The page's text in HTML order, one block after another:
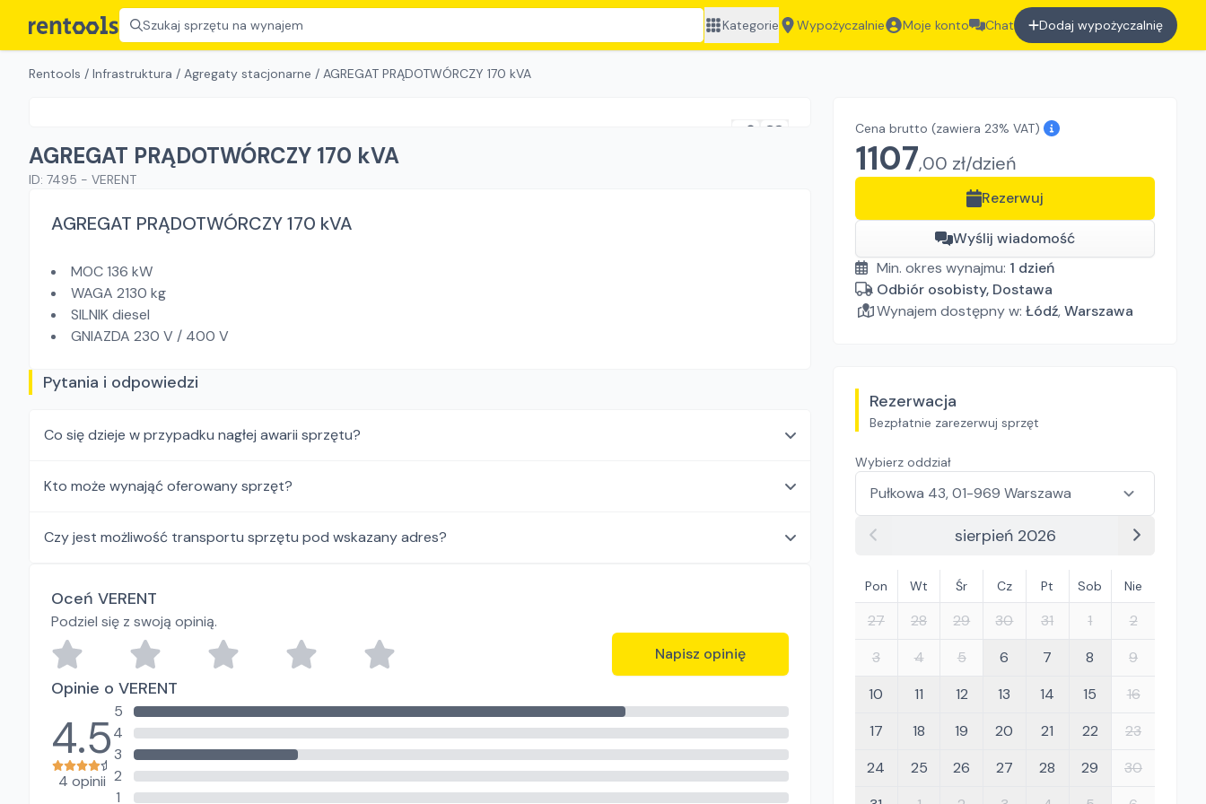
Szukaj sprzętu na wynajem Kategorie Wypożyczalnie Moje konto Chat Dodaj wypożyczalnię
Rentools / Infrastruktura / Agregaty stacjonarne / AGREGAT PRĄDOTWÓRCZY 170 kVA
AGREGAT PRĄDOTWÓRCZY 170 kVA
ID: 7495 - VERENT
Cena brutto (zawiera 23% VAT)
1107,00 zł/dzień
Rezerwuj
Wyślij wiadomość
Min. okres wynajmu: 1 dzień
Odbiór osobisty, Dostawa
Wynajem dostępny w: Łódź,Warszawa
Rezerwacja
Bezpłatnie zarezerwuj sprzęt
Wybierz oddział
sierpień 2026
Pon Wt Śr Cz Pt Sob Nie
27 28 29 30 31 1
2
3
4 5 6 7 8
9
10
11 12 13 14 15
16
17
18 19 20 21 22
23
24
25 26 27 28 29
30
AGREGAT PRĄDOTWÓRCZY 170 kVA
MOC 136 kW
WAGA 2130 kg
SILNIK diesel
GNIAZDA 230 V / 400 V
Pytania i odpowiedzi
Co się dzieje w przypadku nagłej awarii sprzętu?
Kto może wynająć oferowany sprzęt?
Czy jest możliwość transportu sprzętu pod wskazany adres?
Oceń VERENT
Podziel się z swoją opinią.
Napisz opinię
Opinie o VERENT
4.5
4 opinii
5
4
3
2
1